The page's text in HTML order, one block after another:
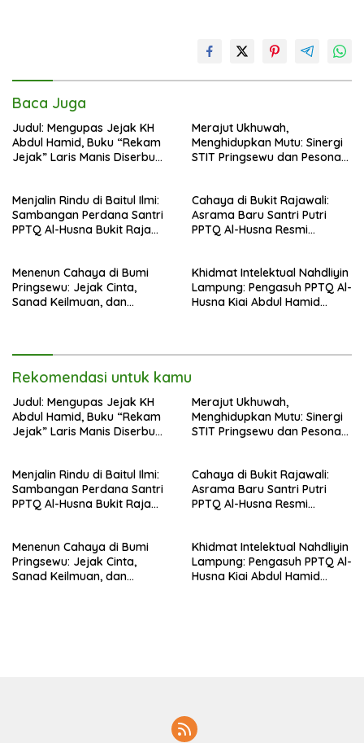
Baca Juga
Judul: Mengupas Jejak KH
Abdul Hamid, Buku “Rekam
Jejak” Laris Manis Diserbu
Merajut Ukhuwah,
Menghidupkan Mutu: Sinergi
STIT Pringsewu dan Pesona
Menjalin Rindu di Baitul Ilmi:
Sambangan Perdana Santri
PPTQ Al-Husna Bukit Raja
Suci
Cahaya di Bukit Rajawali:
Asrama Baru Santri Putri
PPTQ Al-Husna Resmi
Menenun Cahaya di Bumi
Pringsewu: Jejak Cinta,
Sanad Keilmuan, dan
Khidmat Intelektual Nahdliyin
Lampung: Pengasuh PPTQ Al-
Husna Kiai Abdul Hamid
Rekomendasi untuk kamu
Judul: Mengupas Jejak KH
Abdul Hamid, Buku “Rekam
Jejak” Laris Manis Diserbu
Merajut Ukhuwah,
Menghidupkan Mutu: Sinergi
STIT Pringsewu dan Pesona
Menjalin Rindu di Baitul Ilmi:
Sambangan Perdana Santri
PPTQ Al-Husna Bukit Raja
Suci
Cahaya di Bukit Rajawali:
Asrama Baru Santri Putri
PPTQ Al-Husna Resmi
Menenun Cahaya di Bumi
Pringsewu: Jejak Cinta,
Sanad Keilmuan, dan
Khidmat Intelektual Nahdliyin
Lampung: Pengasuh PPTQ Al-
Husna Kiai Abdul Hamid